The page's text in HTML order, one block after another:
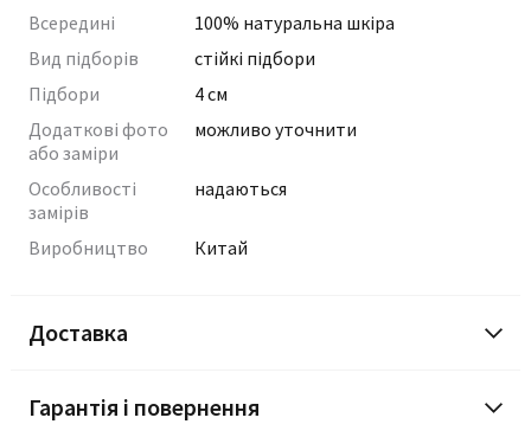
Всередині
100% натуральна шкіра
Вид підборів
стійкі підбори
Підбори
4 см
Додаткові фото
або заміри
можливо уточнити
Особливості
замірів
надаються
Виробництво Китай
Доставка
Гарантія і повернення